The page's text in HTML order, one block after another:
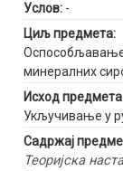
Услов: -
Циљ предмета:
минералних
Исход
Укључивање у
Садржај
Теоријска